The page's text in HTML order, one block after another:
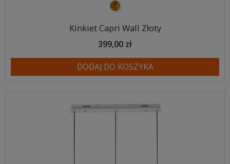
złoty
Kinkiet Capri Wall Złoty
399,00 zł
DODAJ DO KOSZYKA